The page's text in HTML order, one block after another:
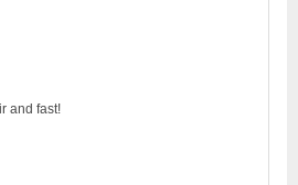
and fast!